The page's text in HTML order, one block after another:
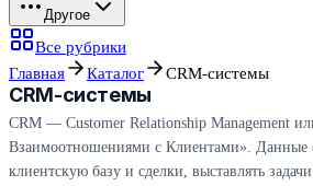
Другое
Все рубрики
Главная
Каталог CRM-системы
CRM-системы
CRM — Customer Relationship Management
Взаимоотношениями с Клиентами». Данные
клиентскую базу и сделки, выставлять